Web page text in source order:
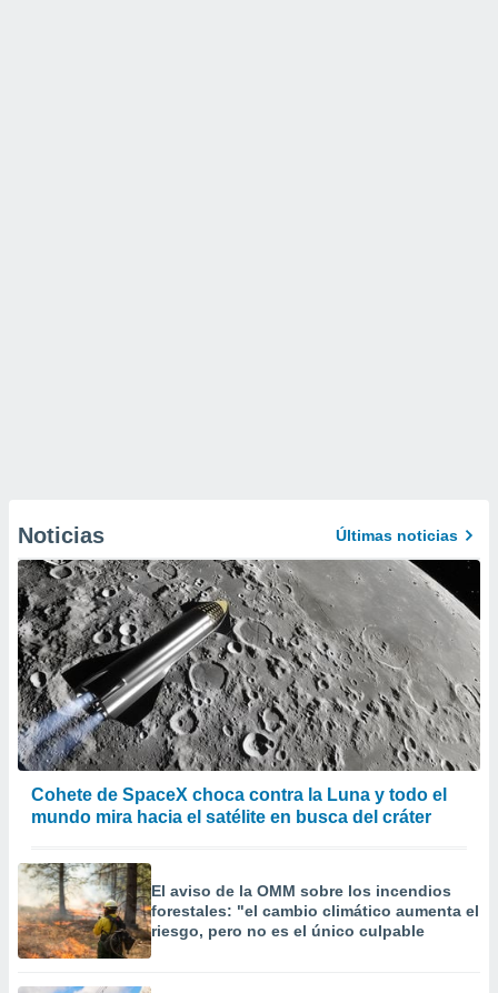
Noticias Últimas noticias
Cohete de SpaceX choca contra la Luna y todo el
mundo mira hacia el satélite en busca del cráter
El aviso de la OMM sobre los incendios
forestales: "el cambio climático aumenta el
riesgo, pero no es el único culpable